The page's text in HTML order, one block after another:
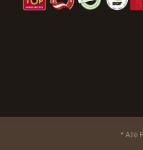
* Alle